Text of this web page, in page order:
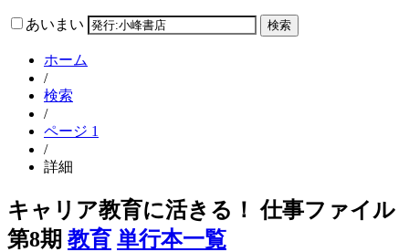
あいまい 検索
ホーム
/
検索
/
ページ 1
/
詳細
キャリア教育に活きる！ 仕事ファイル
第8期 教育 単行本一覧